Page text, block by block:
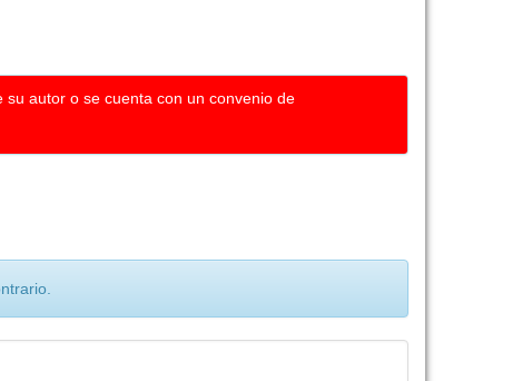
autor o se cuenta con un convenio de